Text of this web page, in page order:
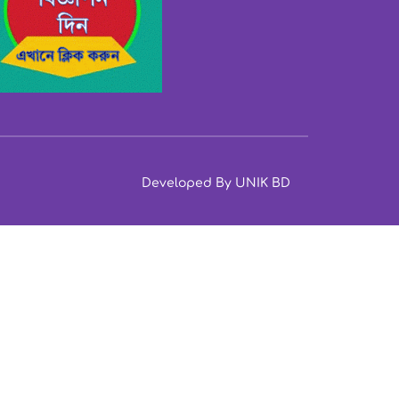
Developed By UNIK BD